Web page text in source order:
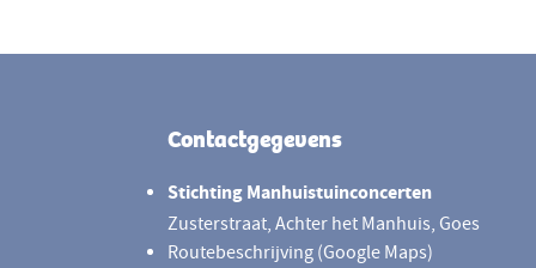
Contactgegevens
Stichting Manhuistuinconcerten
Zusterstraat, Achter het Manhuis, Goes
Routebeschrijving (Google Maps)